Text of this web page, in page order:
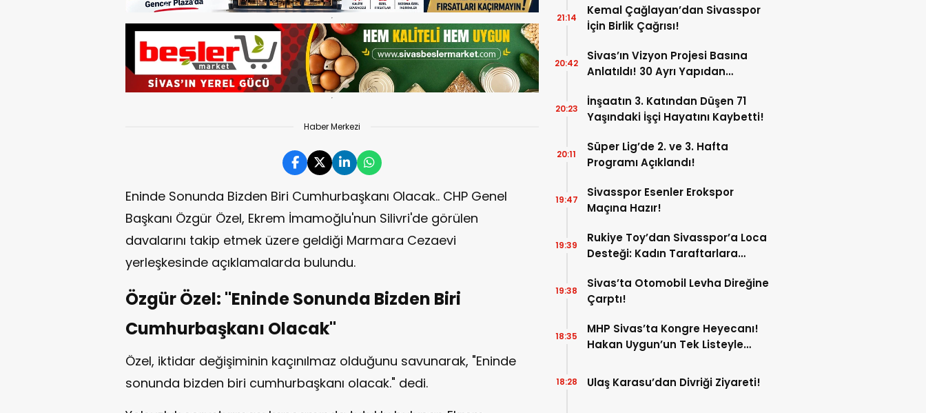
Haber Merkezi
Eninde Sonunda Bizden Biri Cumhurbaşkanı Olacak.. CHP Genel
Başkanı Özgür Özel, Ekrem İmamoğlu'nun Silivri'de görülen
davalarını takip etmek üzere geldiği Marmara Cezaevi
yerleşkesinde açıklamalarda bulundu.
Özgür Özel: "Eninde Sonunda Bizden Biri
Cumhurbaşkanı Olacak"
Özel, iktidar değişiminin kaçınılmaz olduğunu savunarak, "Eninde
sonunda bizden biri cumhurbaşkanı olacak." dedi.
Kemal Çağlayan’dan Sivasspor
İçin Birlik Çağrısı!
21:14
Sivas’ın Vizyon Projesi Basına
Anlatıldı! 30 Ayrı Yapıdan
20:42
İnşaatın 3. Katından Düşen 71
Yaşındaki İşçi Hayatını Kaybetti!
20:23
Süper Lig’de 2. ve 3. Hafta
Programı Açıklandı!
20:11
Sivasspor Esenler Erokspor
Maçına Hazır!
19:47
Rukiye Toy’dan Sivasspor’a Loca
Desteği: Kadın Taraftarlara
19:39
Sivas’ta Otomobil Levha Direğine
Çarptı!
19:38
MHP Sivas’ta Kongre Heyecanı!
Hakan Uygun’un Tek Listeyle
18:35
Ulaş Karasu’dan Divriği Ziyareti!
18:28